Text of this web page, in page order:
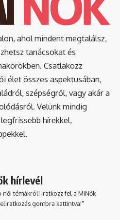
ahol mindent megtalálsz,
tanácsokat és
Csatlakozz
élet összes aspektusában,
szépségről, vagy akár a
Velünk mindig
hírekkel,
hírlevél
témákról! Iratkozz fel a MiNők
gombra kattintva!"